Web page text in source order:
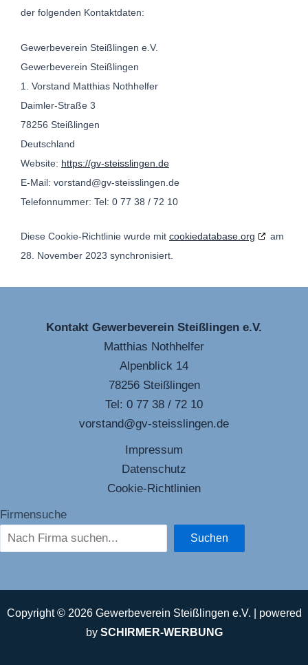
der folgenden Kontaktdaten:
Gewerbeverein Steißlingen e.V.
Gewerbeverein Steißlingen
1. Vorstand Matthias Nothhelfer
Daimler-Straße 3
78256 Steißlingen
Deutschland
Website: https://gv-steisslingen.de
E-Mail: ed.negnilssiets-vg@dnatsrov
Telefonnummer: Tel: 0 77 38 / 72 10
Diese Cookie-Richtlinie wurde mit cookiedatabase.org
am
28. November 2023 synchronisiert.
Kontakt Gewerbeverein Steißlingen e.V.
Matthias Nothhelfer
Alpenblick 14
78256 Steißlingen
Tel: 0 77 38 / 72 10
vorstand@gv-steisslingen.de
Impressum
Datenschutz
Cookie-Richtlinien
Firmensuche
Suchen
Copyright © 2026 Gewerbeverein Steißlingen e.V. | powered
by SCHIRMER-WERBUNG